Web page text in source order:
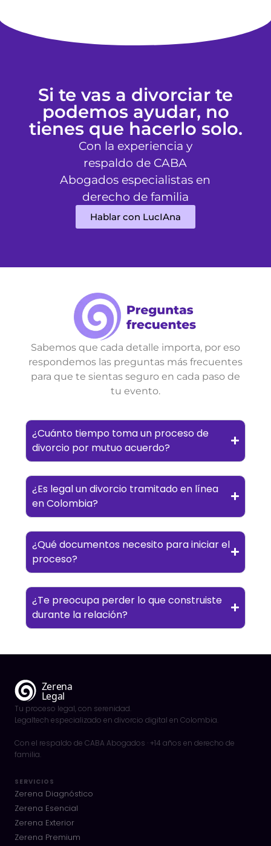
Si te vas a divorciar te
podemos ayudar, no
tienes que hacerlo solo.
Con la experiencia y
respaldo de CABA
Abogados especialistas en
derecho de familia
Hablar con LucIAna
Sabemos que cada detalle importa, por eso
respondemos las preguntas más frecuentes
para que te sientas seguro en cada paso de
tu evento.
¿Cuánto tiempo toma un proceso de
divorcio por mutuo acuerdo?
¿Es legal un divorcio tramitado en línea
en Colombia?
¿Qué documentos necesito para iniciar el
proceso?
¿Te preocupa perder lo que construiste
durante la relación?
Tu proceso legal, con serenidad.
Legaltech especializado en divorcio digital en Colombia.
Con el respaldo de CABA Abogados · +14 años en derecho de
familia.
SERVICIOS
Zerena Diagnóstico
Zerena Esencial
Zerena Exterior
Zerena Premium